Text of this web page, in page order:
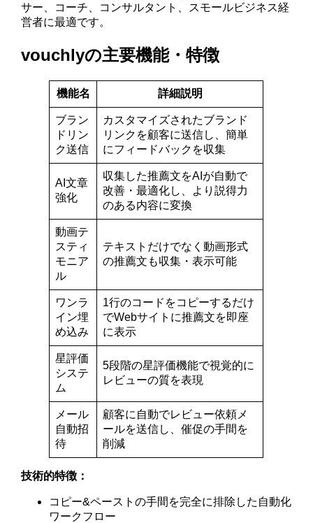
サー、コーチ、コンサルタント、スモールビジネス経
営者に最適です。
vouchlyの主要機能・特徴
機能名 詳細説明
ブラン
ドリン
ク送信
カスタマイズされたブランド
リンクを顧客に送信し、簡単
にフィードバックを収集
AI文章
強化
収集した推薦文をAIが自動で
改善・最適化し、より説得力
のある内容に変換
動画テ
スティ
モニア
ル
テキストだけでなく動画形式
の推薦文も収集・表示可能
ワンラ
イン埋
め込み
1行のコードをコピーするだけ
でWebサイトに推薦文を即座
に表示
星評価
システ
ム
5段階の星評価機能で視覚的に
レビューの質を表現
メール
自動招
待
顧客に自動でレビュー依頼メ
ールを送信し、催促の手間を
削減
技術的特徴：
コピー&ペーストの手間を完全に排除した自動化
ワークフロー